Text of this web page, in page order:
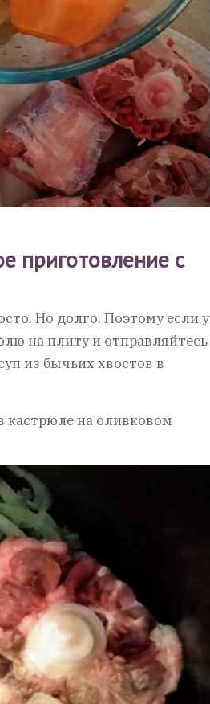
приготовление с
Но долго. Поэтому если у
на плиту и отправляйтесь
из бычьих хвостов в
кастрюле на оливковом